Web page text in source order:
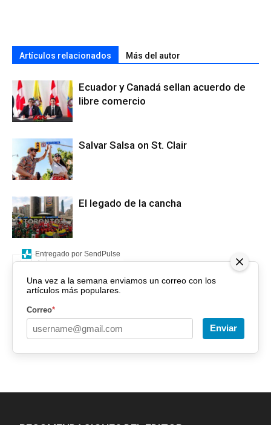
Artículos relacionados Más del autor
Ecuador y Canadá sellan acuerdo de
libre comercio
Salvar Salsa on St. Clair
El legado de la cancha
Una vez a la semana enviamos un correo con los
artículos más populares.
Correo*
Enviar
Entregado por SendPulse